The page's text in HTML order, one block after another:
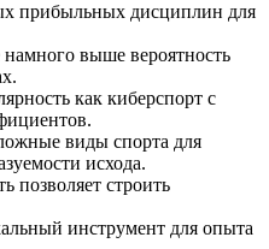
прибыльных дисциплин для
выше вероятность
как киберспорт с
виды спорта для
исхода.
позволяет строить
инструмент для опыта